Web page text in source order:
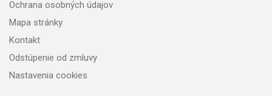
Ochrana osobných údajov
Mapa stránky
Kontakt
Odstúpenie od zmluvy
Nastavenia cookies